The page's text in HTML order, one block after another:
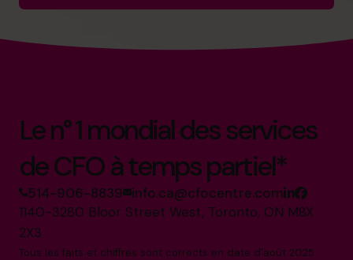
Le n° 1 mondial des services
de CFO à temps partiel*
514-906-8839 info.ca@cfocentre.com
1140-3280 Bloor Street West, Toronto, ON M8X
2X3
Tous les faits et chiffres sont corrects en date d'août 2025.